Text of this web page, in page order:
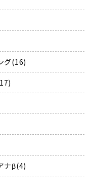
グ(16)
ナβ(4)